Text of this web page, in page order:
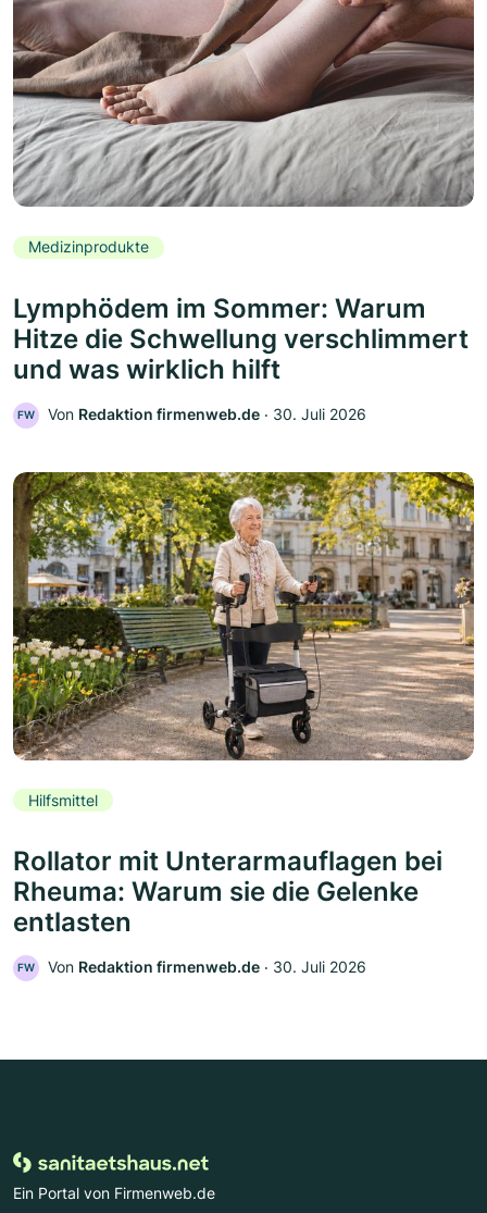
Medizinprodukte
Lymphödem im Sommer: Warum
Hitze die Schwellung verschlimmert
und was wirklich hilft
FW Von Redaktion firmenweb.de ‧ 30. Juli 2026
Hilfsmittel
Rollator mit Unterarmauflagen bei
Rheuma: Warum sie die Gelenke
entlasten
FW Von Redaktion firmenweb.de ‧ 30. Juli 2026
Ein Portal von Firmenweb.de